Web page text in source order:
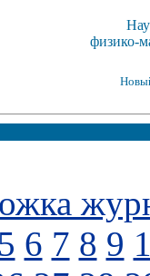
физико-
5 6 7 8 9